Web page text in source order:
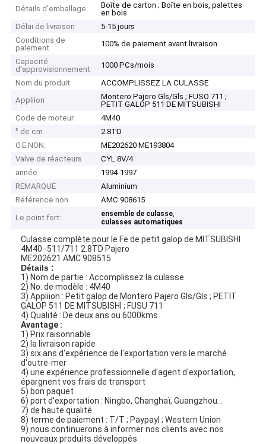
Détails d'emballage
Boîte de carton ; Boîte en bois, palettes
en bois
Délai de livraison
5-15 jours
Conditions de
paiement
100% de paiement avant livraison
Capacité
d'approvisionnement
1000 PCs/mois
Nom du produit
ACCOMPLISSEZ LA CULASSE
Appliion
Montero Pajero Gls/Gls ; FUSO 711 ;
PETIT GALOP 511 DE MITSUBISHI
Code de moteur
4M40
³ de cm
2.8TD
O.E NON.
ME202620 ME193804
Valve de réacteurs
CYL 8V/4
année
1994-1997
REMARQUE
Aluminium
Référence non.
AMC 908615
Le point fort:
ensemble de culasse,
culasses automatiques
Culasse complète pour le Fe de petit galop de MITSUBISHI
4M40 -511/711 2.8TD Pajero
ME202621 AMC 908515
Détails :
1) Nom de partie : Accomplissez la culasse
2) No. de modèle : 4M40
3) Appliion : Petit galop de Montero Pajero Gls/Gls ; PETIT
GALOP 511 DE MITSUBISHI ; FUSU 711
4) Qualité : De deux ans ou 6000kms
Avantage :
1) Prix raisonnable
2) la livraison rapide
3) six ans d'expérience de l'exportation vers le marché
d'outre-mer
4) une expérience professionnelle d'agent d'exportation,
épargnent vos frais de transport
5) bon paquet
6) port d'exportation : Ningbo, Changhaï, Guangzhou…
7) de haute qualité
8) terme de paiement : T/T ; Paypayl ; Western Union
9) nous continuerons à informer nos clients avec nos
nouveaux produits développés